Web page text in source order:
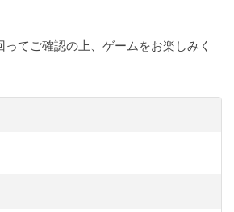
てご確認の上、ゲームをお楽しみく